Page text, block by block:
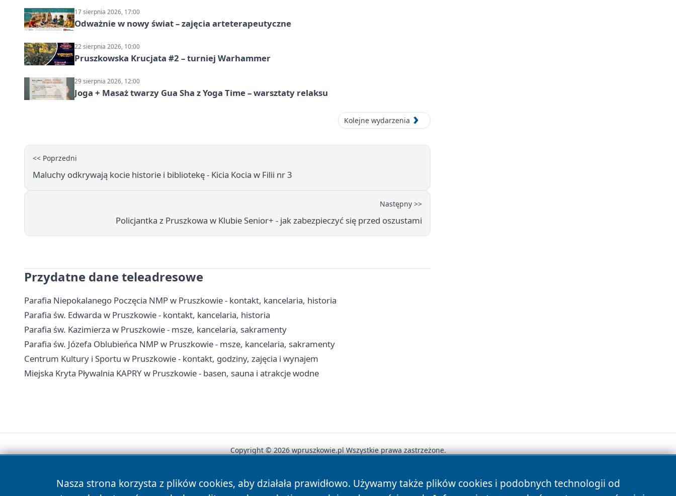
17 sierpnia 2026, 17:00
Odważnie w nowy świat – zajęcia arteterapeutyczne
22 sierpnia 2026, 10:00
Pruszkowska Krucjata #2 – turniej Warhammer
29 sierpnia 2026, 12:00
Joga + Masaż twarzy Gua Sha z Yoga Time – warsztaty relaksu
Kolejne wydarzenia
<< Poprzedni
Maluchy odkrywają kocie historie i bibliotekę - Kicia Kocia w Filii nr 3
Następny >>
Policjantka z Pruszkowa w Klubie Senior+ - jak zabezpieczyć się przed oszustami
Przydatne dane teleadresowe
Parafia Niepokalanego Poczęcia NMP w Pruszkowie - kontakt, kancelaria, historia
Parafia św. Edwarda w Pruszkowie - kontakt, kancelaria, historia
Parafia św. Kazimierza w Pruszkowie - msze, kancelaria, sakramenty
Parafia św. Józefa Oblubieńca NMP w Pruszkowie - msze, kancelaria, sakramenty
Centrum Kultury i Sportu w Pruszkowie - kontakt, godziny, zajęcia i wynajem
Miejska Kryta Pływalnia KAPRY w Pruszkowie - basen, sauna i atrakcje wodne
Nasza strona korzysta z plików cookies, aby działała prawidłowo. Używamy także plików cookies i podobnych technologii od
Copyright © 2026 wpruszkowie.pl Wszystkie prawa zastrzeżone.
News Autorzy Polityka Prywatności Polityka Cookies